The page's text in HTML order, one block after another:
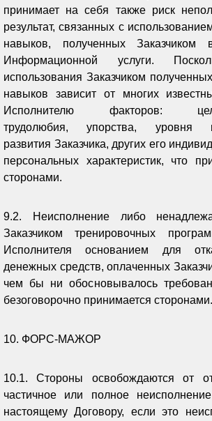
принимает на себя также риск
результат, связанных с
навыков, полученных Заказчиком
Информационной услуги.
использования Заказчиком
навыков зависит от многих
Исполнителю факторов:
трудолюбия, упорства, уровня
развития Заказчика, других его
персональных характеристик, что
сторонами.
9.2. Неисполнение либо
Заказчиком тренировочных
Исполнителя основанием для
денежных средств, оплаченных
чем бы ни обосновывалось
безоговорочно принимается сторонами.
10. ФОРС-МАЖОР
10.1. Стороны освобождаются от
частичное или полное
настоящему Договору, если это